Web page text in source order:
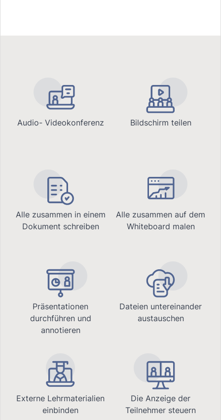
Audio- Videokonferenz Bildschirm teilen
Alle zusammen in einem
Dokument schreiben
Alle zusammen auf dem
Whiteboard malen
Präsentationen
durchführen und
annotieren
Dateien untereinander
austauschen
Externe Lehrmaterialien
einbinden
Die Anzeige der
Teilnehmer steuern